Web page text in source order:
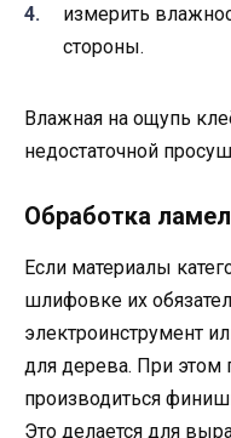
измерить
стороны.
Влажная на ощупь
недостаточной
Обработка
Если материалы
шлифовке их
электроинструмент
для дерева. При этом
производиться
Это делается для